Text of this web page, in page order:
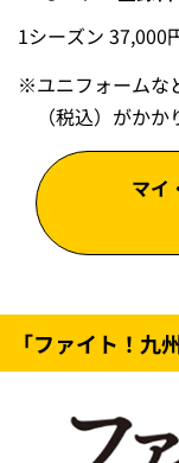
1シーズン 37,000
※ユニフォームな
（税込）がかか
マイ
「ファイト！九